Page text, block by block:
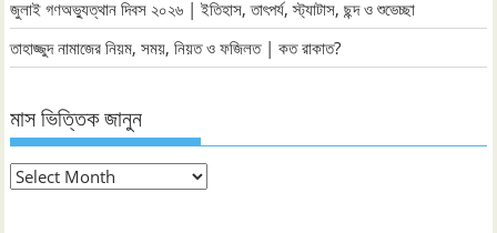
জুলাই গণঅভ্যুত্থান দিবস ২০২৬ | ইতিহাস, তাৎপর্য, স্ট্যাটাস, ছন্দ ও শুভেচ্ছা
তাহাজ্জুদ নামাজের নিয়ম, সময়, নিয়ত ও ফজিলত | কত রাকাত?
মাস ভিত্তিক জানুন
মাস